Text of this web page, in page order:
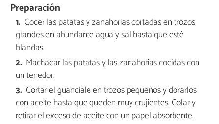
Preparación
Cocer las patatas y zanahorias cortadas en trozos
grandes en abundante agua y sal hasta que esté
blandas.
Machacar las patatas y las zanahorias cocidas con
un tenedor.
Cortar el guanciale en trozos pequeños y dorarlos
con aceite hasta que queden muy crujientes. Colar y
retirar el exceso de aceite con un papel absorbente.